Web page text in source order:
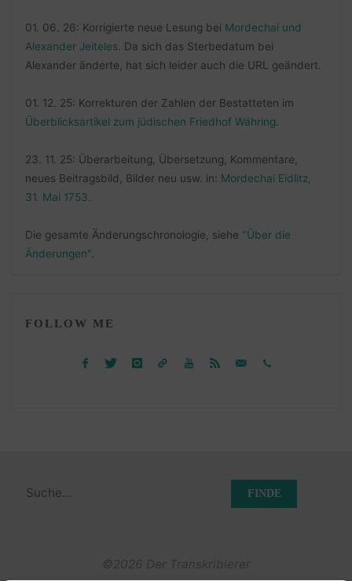
01. 06. 26: Korrigierte neue Lesung bei Mordechai und
Alexander Jeiteles . Da sich das Sterbedatum bei
Alexander änderte, hat sich leider auch die URL geändert.
01. 12. 25: Korrekturen der Zahlen der Bestatteten im
Überblicksartikel zum jüdischen Friedhof Währing
23. 11. 25: Überarbeitung, Übersetzung, Kommentare,
neues Beitragsbild, Bilder neu usw. in: Mordechai Eidlitz,
31. Mai 1753
Die gesamte Änderungschronologie, siehe "Über die
Änderungen".
FOLLOW ME
Suchen
©2026 Der Transkribierer